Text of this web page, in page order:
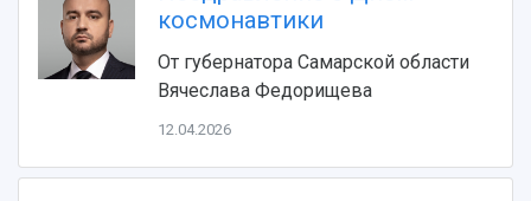
космонавтики
От губернатора Самарской области
Вячеслава Федорищева
12.04.2026